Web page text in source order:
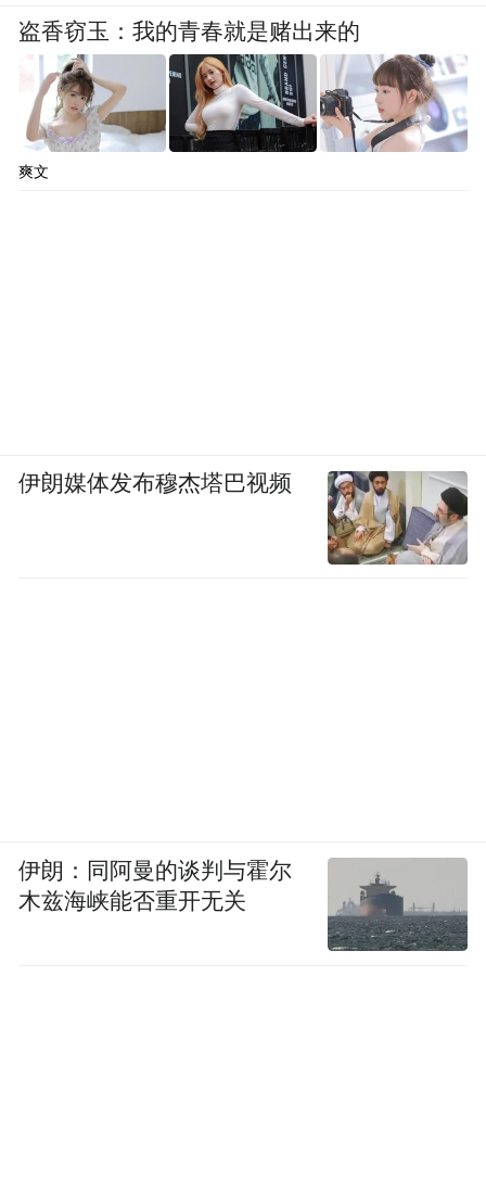
pictures and audios if any) is uploaded and posted
by the user of Dafeng Hao, which is a social media
platform and merely provides information storage
space services.”
盗香窃玉：我的青春就是赌出来的
爽文
伊朗媒体发布穆杰塔巴视频
伊朗：同阿曼的谈判与霍尔
木兹海峡能否重开无关